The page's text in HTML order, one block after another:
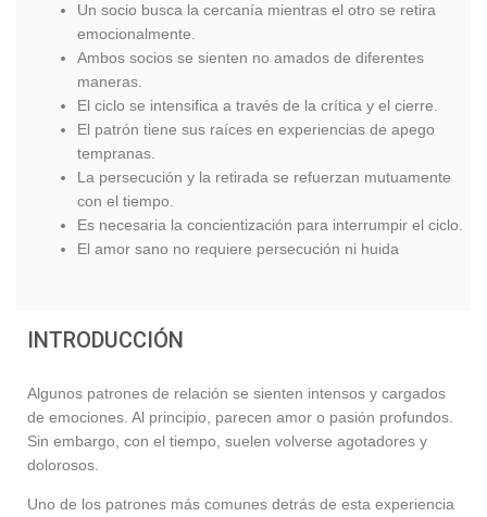
Un socio busca la cercanía mientras el otro se retira
emocionalmente.
Ambos socios se sienten no amados de diferentes
maneras.
El ciclo se intensifica a través de la crítica y el cierre.
El patrón tiene sus raíces en experiencias de apego
tempranas.
La persecución y la retirada se refuerzan mutuamente
con el tiempo.
Es necesaria la concientización para interrumpir el ciclo.
El amor sano no requiere persecución ni huida
INTRODUCCIÓN
Algunos patrones de relación se sienten intensos y cargados
de emociones. Al principio, parecen amor o pasión profundos.
Sin embargo, con el tiempo, suelen volverse agotadores y
dolorosos.
Uno de los patrones más comunes detrás de esta experiencia